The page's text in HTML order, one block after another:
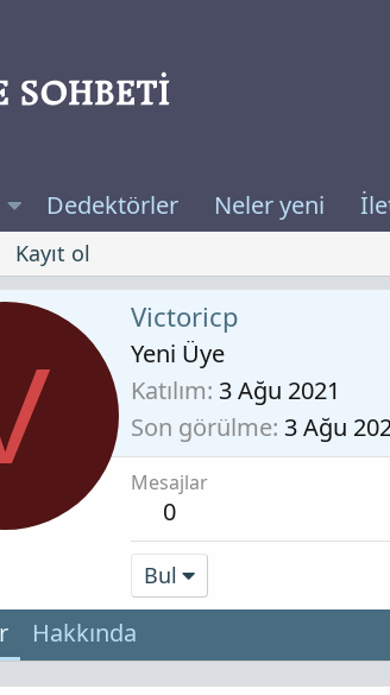
Dedektörler Neler yeni
Kayıt ol
Victoricp
Yeni Üye
Katılım 3 Ağu 2021
Son görülme 3 Ağu
Mesajlar
0
Bul
Hakkında